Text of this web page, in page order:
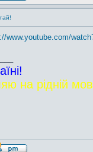
www.youtube.com/
на рідній